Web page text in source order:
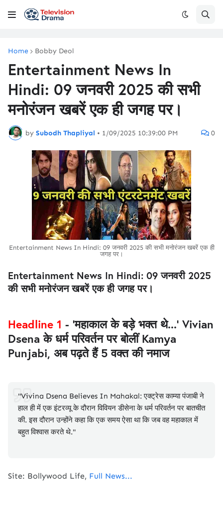
Home Bobby Deol
Entertainment News In
Hindi: 09 जनवरी 2025 की सभी
मनोरंजन खबरें एक ही जगह पर।
by Subodh Thapliyal • 1/09/2025 10:39:00 PM 0
Entertainment News In Hindi: 09 जनवरी 2025 की सभी मनोरंजन खबरें एक ही
जगह पर।
Entertainment News In Hindi: 09 जनवरी 2025
की सभी मनोरंजन खबरें एक ही जगह पर।
Headline 1 - 'महाकाल के बड़े भक्त थे...' Vivian
Dsena के धर्म परिवर्तन पर बोलीं Kamya
Punjabi, अब पढ़ते हैं 5 वक्त की नमाज
"Vivina Dsena Believes In Mahakal: एक्ट्रेस काम्या पंजाबी ने
हाल ही में एक इंटरव्यू के दौरान विवियन डीसेना के धर्म परिवर्तन पर बातचीत
की. इस दौरान उन्होंने कहा कि एक समय ऐसा था कि जब वह महाकाल में
बहुत विश्वास करते थे."
Site: Bollywood Life, Full News...